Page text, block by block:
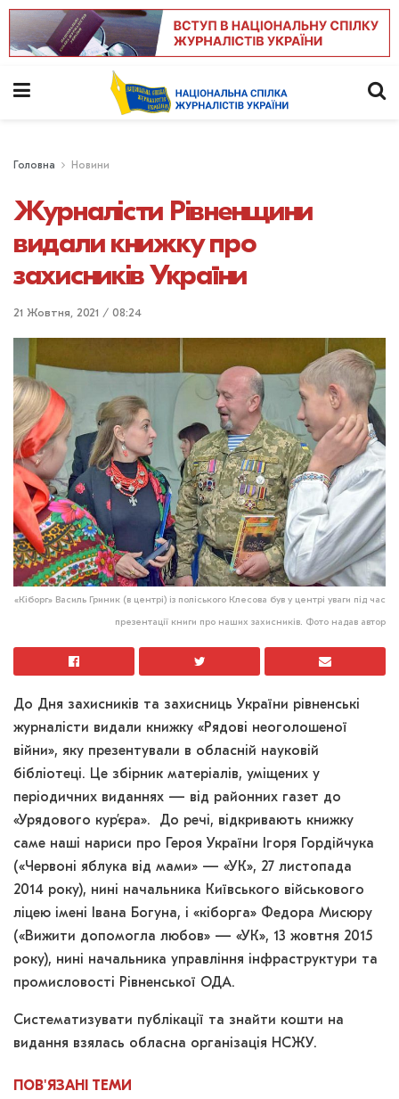
Головна Новини
Журналісти Рівненщини
видали книжку про
захисників України
21 Жовтня, 2021 / 08:24
«Кіборг» Василь Гриник (в центрі) із поліського Клесова був у центрі уваги під час
презентації книги про наших захисників. Фото надав автор
До Дня захисників та захисниць України рівненські
журналісти видали книжку «Рядові неоголошеної
війни», яку презентували в обласній науковій
бібліотеці. Це збірник матеріалів, уміщених у
періодичних виданнях — від районних газет до
«Урядового кур’єра». До речі, відкривають книжку
саме наші нариси про Героя України Ігоря Гордійчука
(«Червоні яблука від мами» — «УК», 27 листопада
2014 року), нині начальника Київського військового
ліцею імені Івана Богуна, і «кіборга» Федора Мисюру
(«Вижити допомогла любов» — «УК», 13 жовтня 2015
року), нині начальника управління інфраструктури та
промисловості Рівненської ОДА.
Систематизувати публікації та знайти кошти на
видання взялась обласна організація НСЖУ.
ПОВ'ЯЗАНІ ТЕМИ